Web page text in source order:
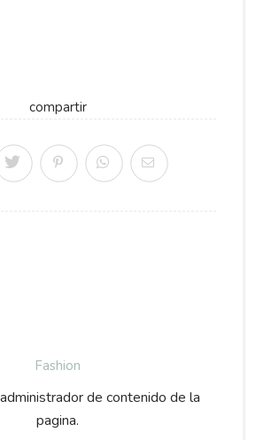
compartir
Fashion
de contenido de la
pagina.